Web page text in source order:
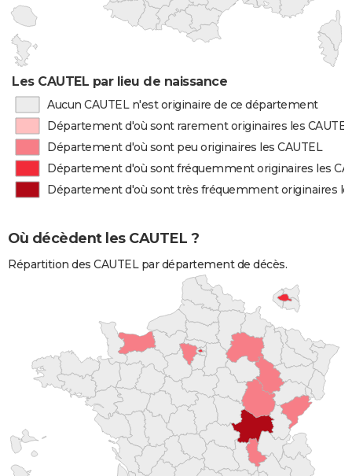
Les CAUTEL par lieu de naissance
Aucun CAUTEL n'est originaire de ce département
Département d'où sont rarement originaires les CAUTEL
Département d'où sont peu originaires les CAUTEL
Département d'où sont fréquemment originaires les
Département d'où sont très fréquemment originaires
Où décèdent les CAUTEL ?
Répartition des CAUTEL par département de décès.